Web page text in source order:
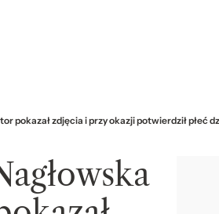
pokazał zdjęcia i przy okazji potwierdził płeć